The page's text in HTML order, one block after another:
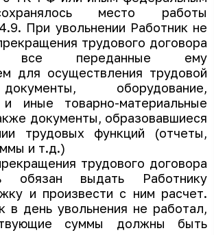
место работы
При увольнении Работник не
трудового договора
все переданные ему
для осуществления трудовой
оборудование,
и иные товарно-материальные
документы, образовавшиеся
трудовых функций (отчеты,
и т.д.)
трудового договора
обязан выдать Работнику
и произвести с ним расчет.
в день увольнения не работал,
суммы должны быть